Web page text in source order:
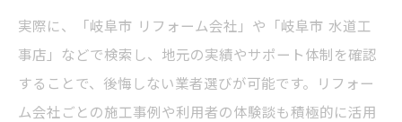
実際に、「岐阜市 リフォーム会社」や「岐阜市 水道工
事店」などで検索し、地元の実績やサポート体制を確認
することで、後悔しない業者選びが可能です。リフォー
ム会社ごとの施工事例や利用者の体験談も積極的に活用